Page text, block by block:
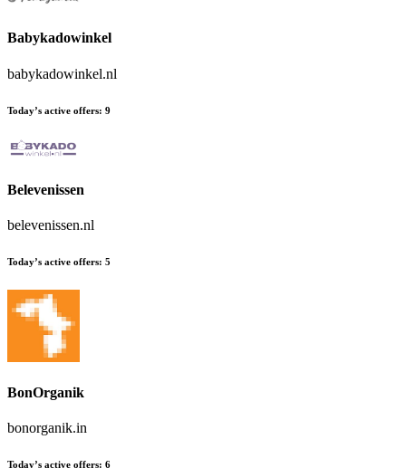
Babykadowinkel
babykadowinkel.nl
Today’s active offers: 9
Belevenissen
belevenissen.nl
Today’s active offers: 5
BonOrganik
bonorganik.in
Today’s active offers: 6